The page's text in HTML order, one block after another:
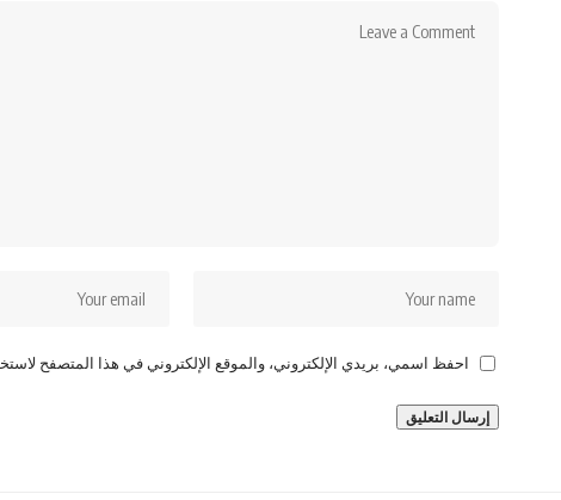
احفظ اسمي، بريدي الإلكتروني، والموقع الإلكتروني في هذا المتصفح